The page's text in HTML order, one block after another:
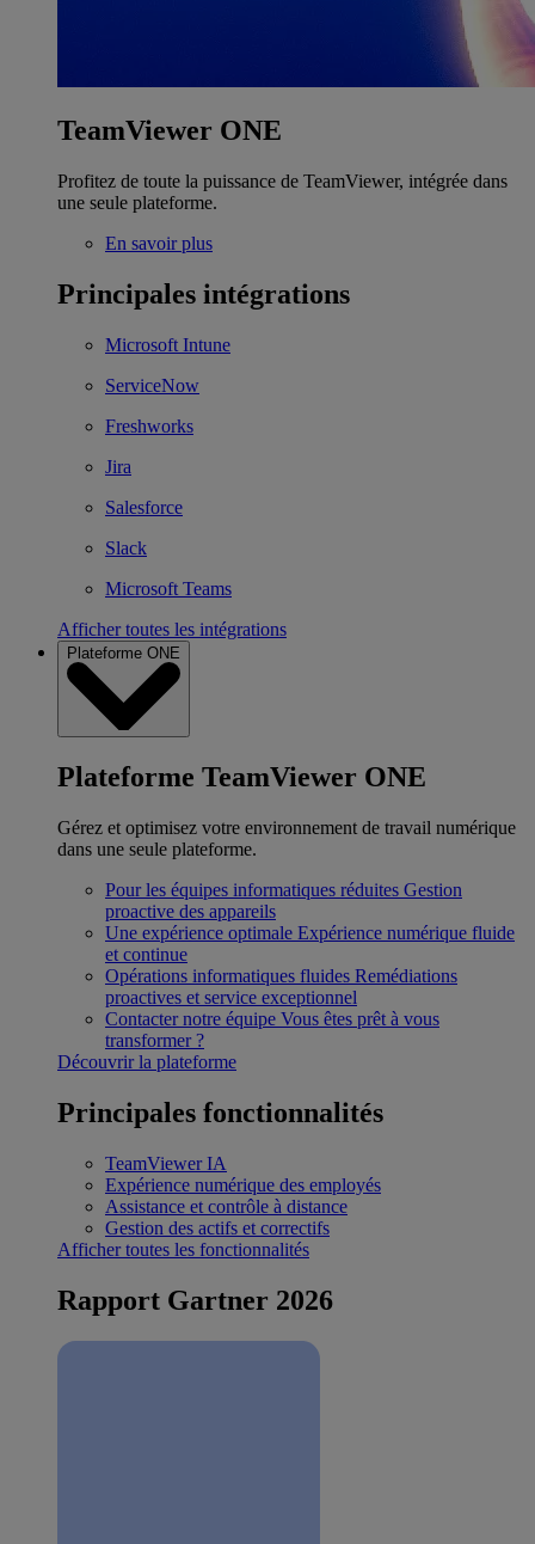
TeamViewer ONE
Profitez de toute la puissance de TeamViewer, intégrée dans
une seule plateforme.
En savoir plus
Principales intégrations
Microsoft Intune
ServiceNow
Freshworks
Jira
Salesforce
Slack
Microsoft Teams
Afficher toutes les intégrations
Plateforme ONE
Plateforme TeamViewer ONE
Gérez et optimisez votre environnement de travail numérique
dans une seule plateforme.
Pour les équipes informatiques réduites Gestion
proactive des appareils
Une expérience optimale Expérience numérique fluide
et continue
Opérations informatiques fluides Remédiations
proactives et service exceptionnel
Contacter notre équipe Vous êtes prêt à vous
transformer ?
Découvrir la plateforme
Principales fonctionnalités
TeamViewer IA
Expérience numérique des employés
Assistance et contrôle à distance
Gestion des actifs et correctifs
Afficher toutes les fonctionnalités
Rapport Gartner 2026